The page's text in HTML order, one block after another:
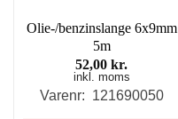
Olie-/benzinslange 6x9mm
5m
52,00 kr.
inkl. moms
Varenr: 121690050